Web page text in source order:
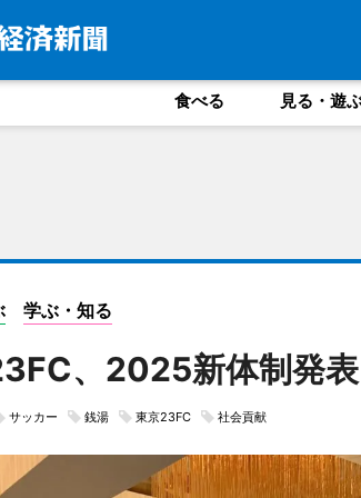
食べる 見る・遊
学ぶ・知る
、2025新体制発
サッカー 銭湯 東京23FC 社会貢献